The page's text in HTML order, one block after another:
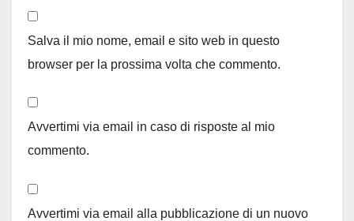
Salva il mio nome, email e sito web in questo
browser per la prossima volta che commento.
Avvertimi via email in caso di risposte al mio
commento.
Avvertimi via email alla pubblicazione di un nuovo